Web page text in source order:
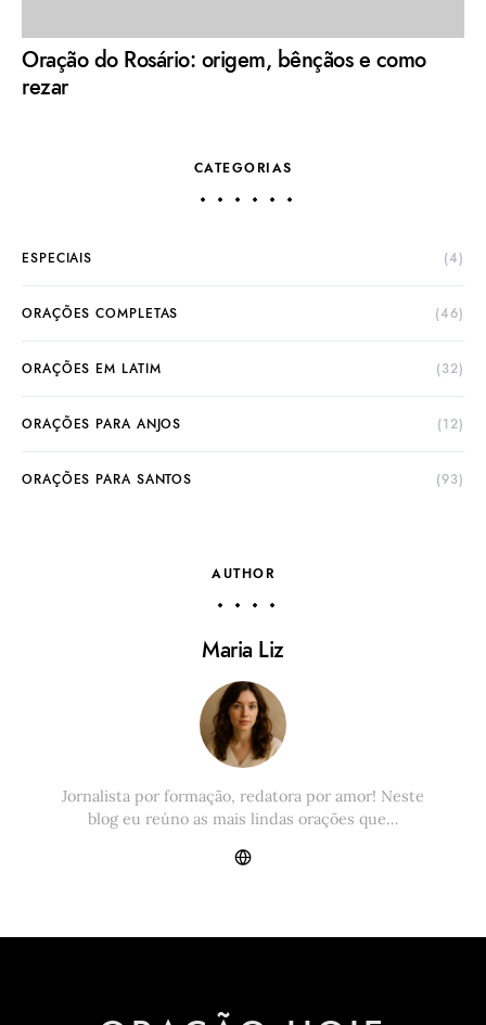
Oração do Rosário: origem, bênçãos e como
rezar
CATEGORIAS
ESPECIAIS (4)
ORAÇÕES COMPLETAS (46)
ORAÇÕES EM LATIM (32)
ORAÇÕES PARA ANJOS (12)
ORAÇÕES PARA SANTOS (93)
AUTHOR
Maria Liz
Jornalista por formação, redatora por amor! Neste
blog eu reúno as mais lindas orações que…